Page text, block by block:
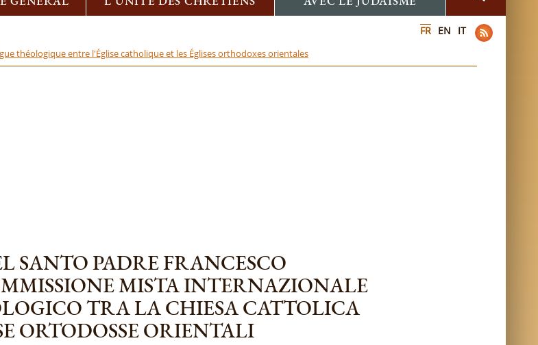
FR EN IT
théologique entre l'Église catholique et les Églises orthodoxes orientales
SANTO PADRE FRANCESCO
MISTA INTERNAZIONALE
TRA LA CHIESA CATTOLICA
ORTODOSSE ORIENTALI